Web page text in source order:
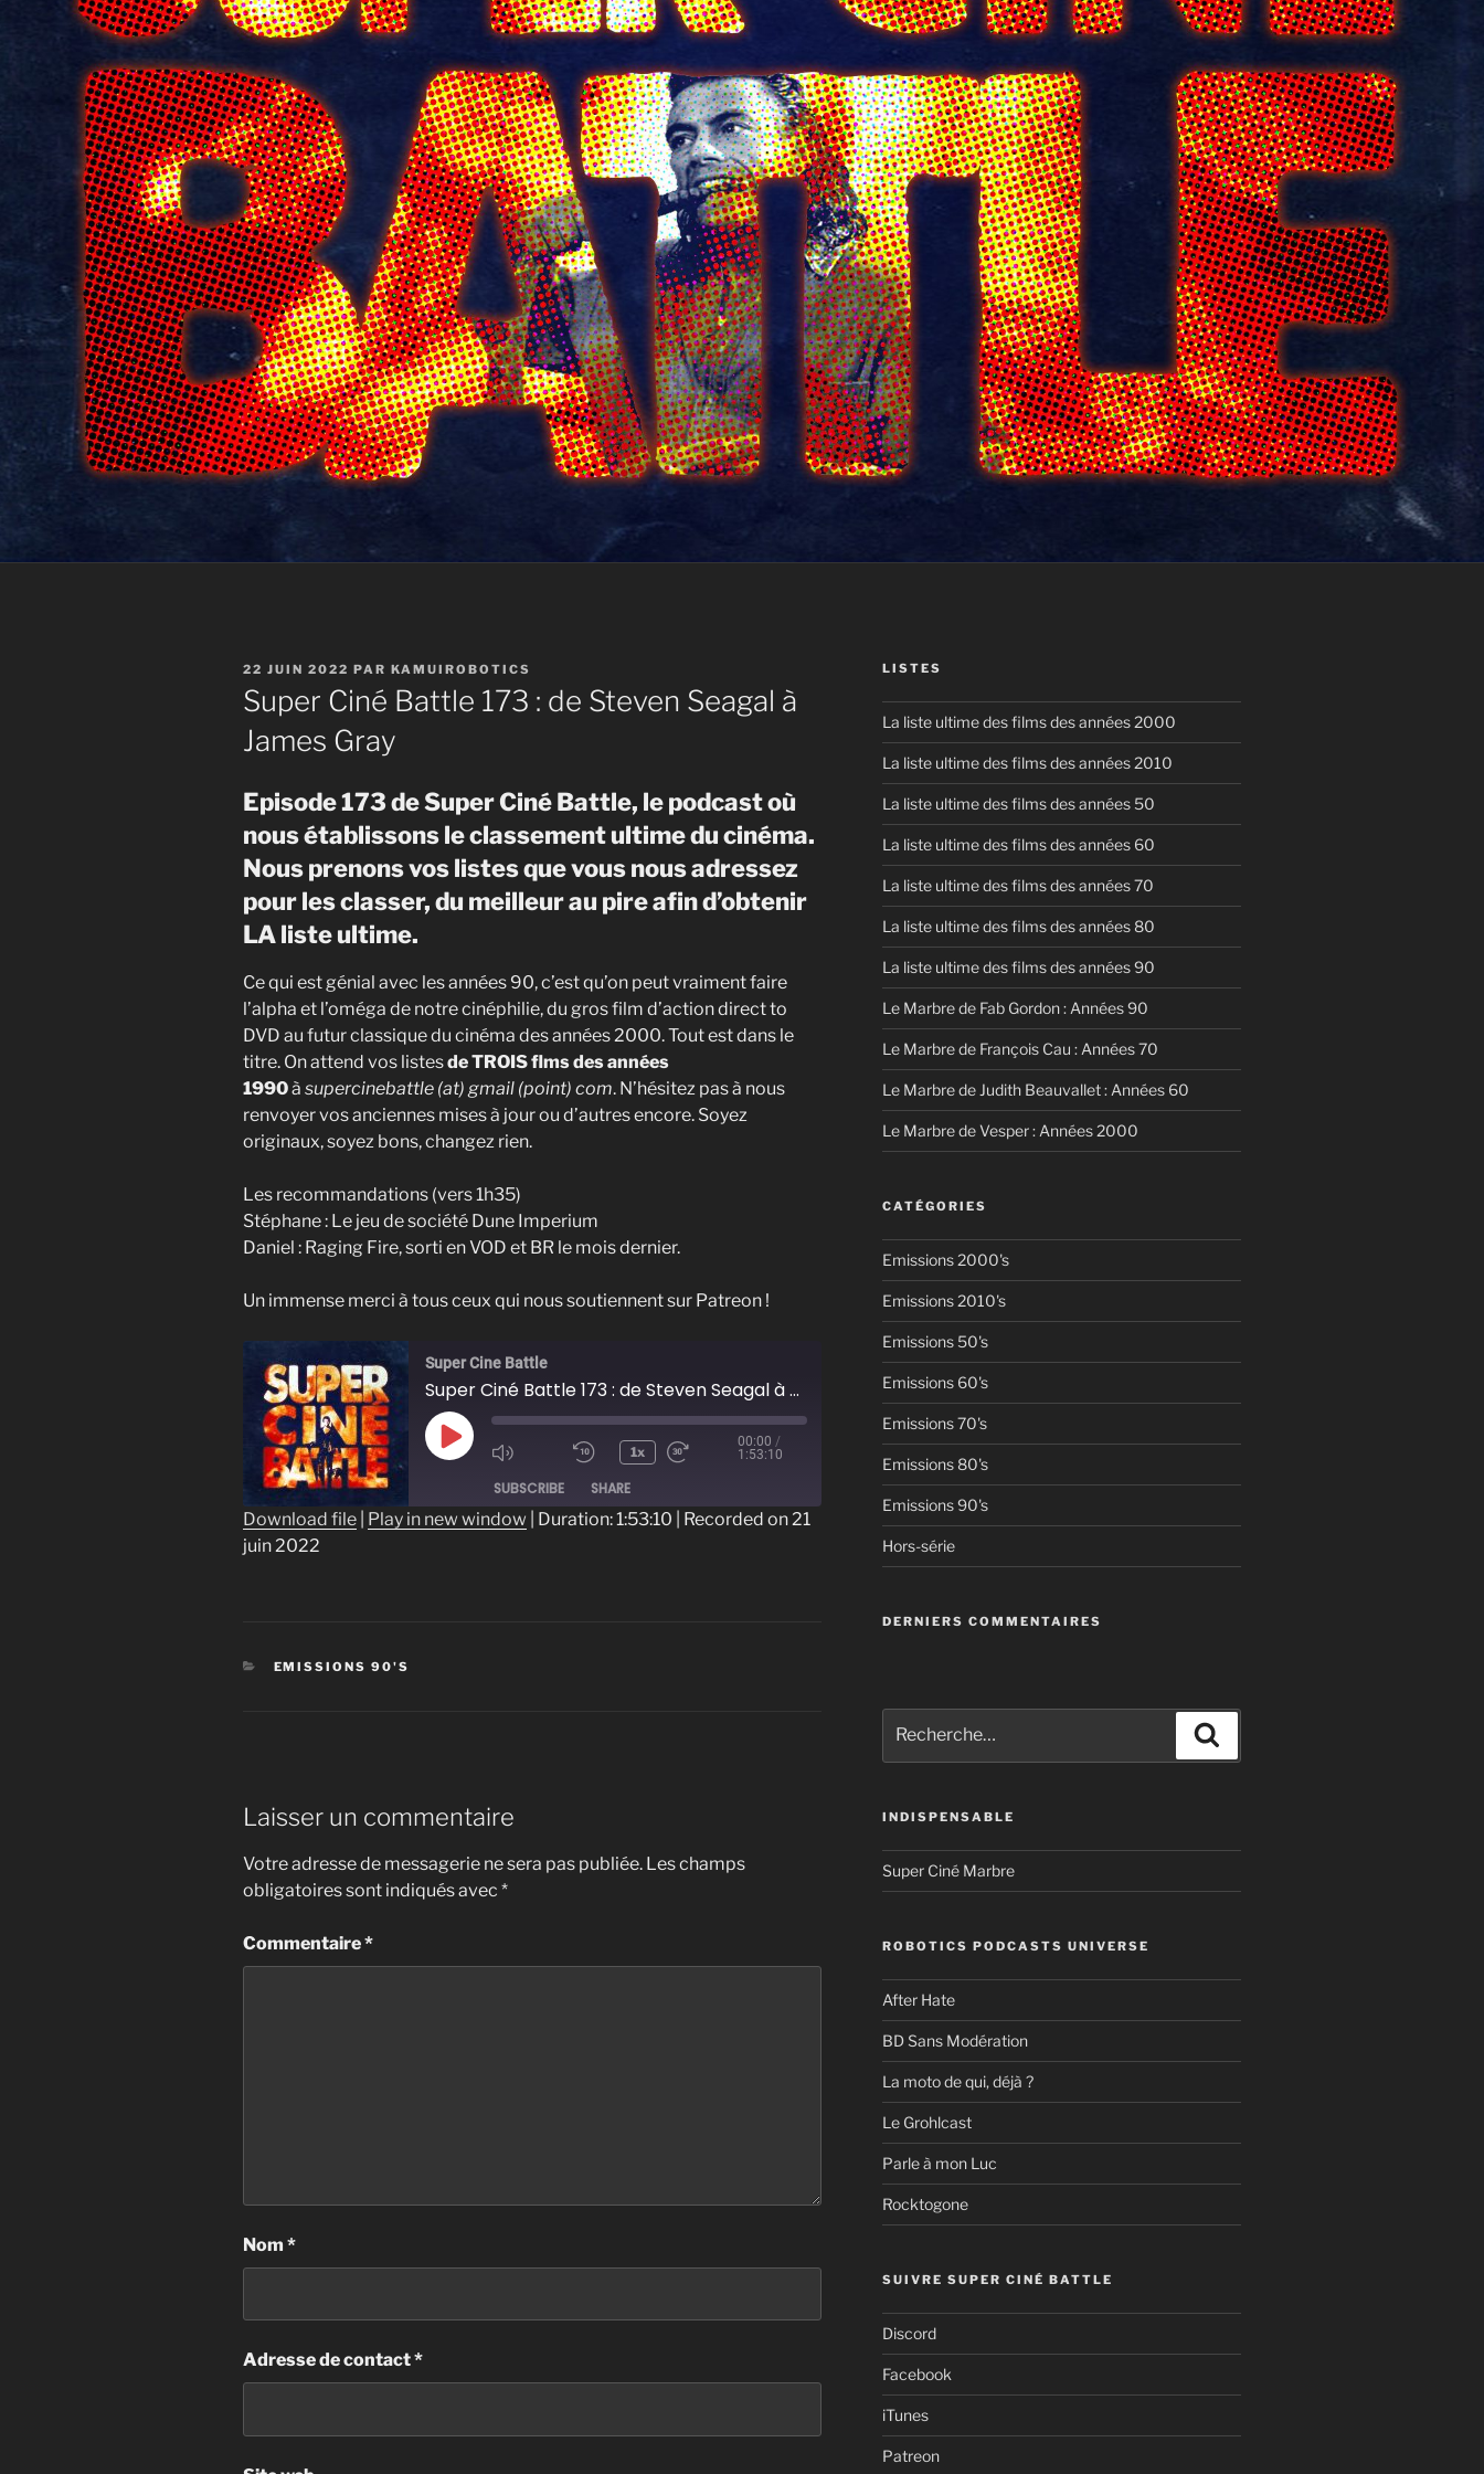
PUBLIÉ
LE
22 JUIN 2022 PAR KAMUIROBOTICS
Super Ciné Battle 173 : de Steven Seagal à
James Gray
Episode 173 de Super Ciné Battle, le podcast où
nous établissons le classement ultime du cinéma.
Nous prenons vos listes que vous nous adressez
pour les classer, du meilleur au pire afin d’obtenir
LA liste ultime.
Ce qui est génial avec les années 90, c’est qu’on peut vraiment faire
l’alpha et l’oméga de notre cinéphilie, du gros film d’action direct to
DVD au futur classique du cinéma des années 2000. Tout est dans le
titre. On attend vos listesde TROIS flms des années
1990à supercinebattle (at) gmail (point) com. N’hésitez pas à nous
renvoyer vos anciennes mises à jour ou d’autres encore. Soyez
originaux, soyez bons, changez rien.
Les recommandations (vers 1h35)
Stéphane : Le jeu de société Dune Imperium
Daniel : Raging Fire, sorti en VOD et BR le mois dernier.
Un immense merci à tous ceux qui nous soutiennent sur Patreon !
Super Cine Battle
Super Ciné Battle 173 : de Steven Seagal à James Gray
Play
1x
00:00 /
1:53:10
SUBSCRIBE SHARE
SHARE
Download file Play in new window Duration: 1:53:10
Recorded on 21
juin 2022
CATÉGORIES
EMISSIONS 90'S
Laisser un commentaire
Votre adresse de messagerie ne sera pas publiée. Les champs
obligatoires sont indiqués avec *
Commentaire*
Nom *
Adresse de contact*
LISTES
La liste ultime des films des années 2000
La liste ultime des films des années 2010
La liste ultime des films des années 50
La liste ultime des films des années 60
La liste ultime des films des années 70
La liste ultime des films des années 80
La liste ultime des films des années 90
Le Marbre de Fab Gordon : Années 90
Le Marbre de François Cau : Années 70
Le Marbre de Judith Beauvallet : Années 60
Le Marbre de Vesper : Années 2000
CATÉGORIES
Emissions 2000's
Emissions 2010's
Emissions 50's
Emissions 60's
Emissions 70's
Emissions 80's
Emissions 90's
Hors-série
DERNIERS COMMENTAIRES
pour
:
INDISPENSABLE
Super Ciné Marbre
ROBOTICS PODCASTS UNIVERSE
After Hate
BD Sans Modération
La moto de qui, déjà ?
Le Grohlcast
Parle à mon Luc
Rocktogone
SUIVRE SUPER CINÉ BATTLE
Discord
Facebook
iTunes
Patreon